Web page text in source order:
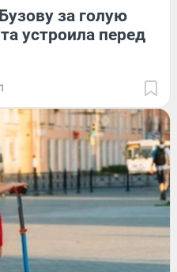
за голую
устроила перед
1